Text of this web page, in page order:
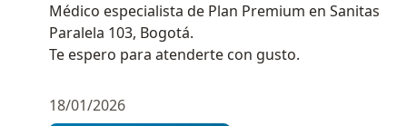
Médico especialista de Plan Premium en Sanitas
Paralela 103, Bogotá.
Te espero para atenderte con gusto.
18/01/2026